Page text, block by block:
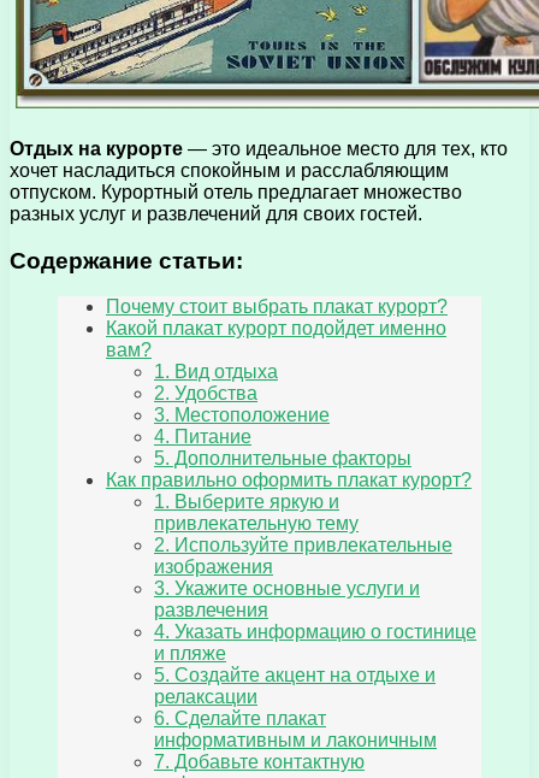
Отдых на курорте — это идеальное место для тех, кто
хочет насладиться спокойным и расслабляющим
отпуском. Курортный отель предлагает множество
разных услуг и развлечений для своих гостей.
Содержание статьи:
Почему стоит выбрать плакат курорт?
Какой плакат курорт подойдет именно
вам?
1. Вид отдыха
2. Удобства
3. Местоположение
4. Питание
5. Дополнительные факторы
Как правильно оформить плакат курорт?
1. Выберите яркую и
привлекательную тему
2. Используйте привлекательные
изображения
3. Укажите основные услуги и
развлечения
4. Указать информацию о гостинице
и пляже
5. Создайте акцент на отдыхе и
релаксации
6. Сделайте плакат
информативным и лаконичным
7. Добавьте контактную